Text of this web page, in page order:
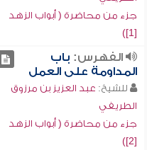
جزء من محاضرة ( أبواب الزهد
[1])
الفهرس: باب
المداومة على العمل
للشيخ: عبد العزيز بن مرزوق
الطريفي
جزء من محاضرة ( أبواب الزهد
[2])